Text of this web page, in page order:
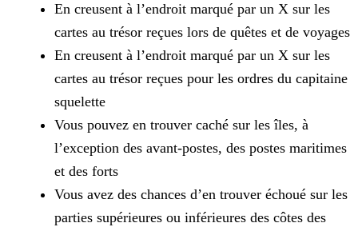
En creusent à l’endroit marqué par un X sur les
cartes au trésor reçues lors de quêtes et de voyages
En creusent à l’endroit marqué par un X sur les
cartes au trésor reçues pour les ordres du capitaine
squelette
Vous pouvez en trouver caché sur les îles, à
l’exception des avant-postes, des postes maritimes
et des forts
Vous avez des chances d’en trouver échoué sur les
parties supérieures ou inférieures des côtes des